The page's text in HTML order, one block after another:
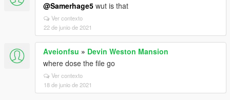
@Samerhage5 wut is that
Ver contexto
22 de junio de 2021
Aveionfsu » Devin Weston Mansion
where dose the file go
Ver contexto
18 de junio de 2021